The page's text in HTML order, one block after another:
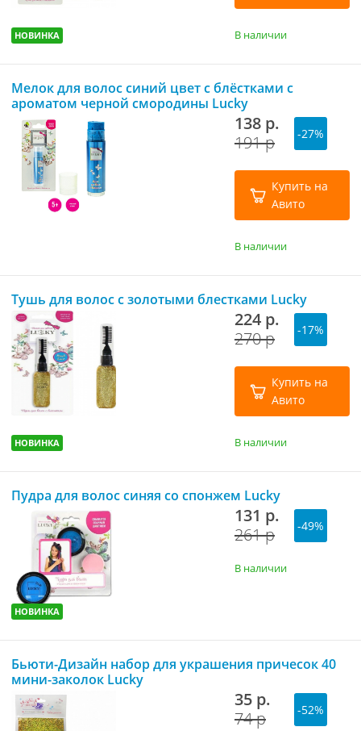
НОВИНКА В наличии
Мелок для волос синий цвет с блёстками с
ароматом черной смородины Lucky
138 р.
191 р
-27%
Купить на
Авито
В наличии
НОВИНКА
Тушь для волос с золотыми блестками Lucky
224 р.
270 р
-17%
Купить на
Авито
В наличии
НОВИНКА
Пудра для волос синяя со спонжем Lucky
131 р.
261 р
-49%
В наличии
Бьюти-Дизайн набор для украшения причесок 40
мини-заколок Lucky
35 р.
74 р
-52%